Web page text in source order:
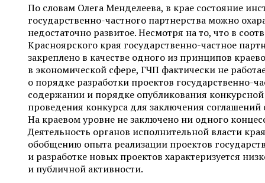
По словам Олега Менделеева, в крае состояние
государственно-частного партнерства можно
недостаточно развитое. Несмотря на то, что в
Красноярского края государственно-частное
закреплено в качестве одного из принципов
в экономической сфере, ГЧП фактически не
о порядке разработки проектов государственно-
содержании и порядке опубликования
проведения конкурса для заключения соглашений
На краевом уровне не заключено ни одного
Деятельность органов исполнительной власти
обобщению опыта реализации проектов
и разработке новых проектов характеризуется
и публичной активности.